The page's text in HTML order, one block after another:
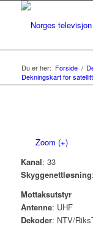
Du er her: Forside /
Dekningskart for
Zoom (+)
Kanal: 33
Skyggenettløsning
Mottaksutstyr
Antenne: UHF
Dekoder: NTV/